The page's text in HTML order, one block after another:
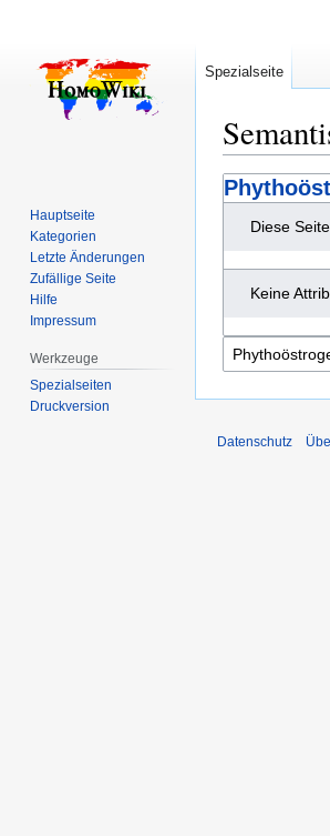
Zur
Navigation
springen
Zur
Suche
springen
Diese
Keine
Spezialseite
Hauptseite
Kategorien
Letzte Änderungen
Zufällige Seite
Hilfe
Impressum
Werkzeuge
Spezialseiten
Druckversion
Datenschutz